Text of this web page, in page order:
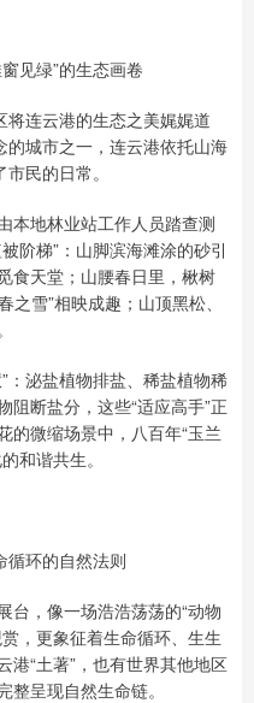
见绿”的生态画卷
将连云港的生态之美娓娓道
的城市之一，连云港依托山海
民的日常。
本地林业站工作人员踏查测
阶梯”：山脚滨海滩涂的砂引
食天堂；山腰春日里，楸树
之雪”相映成趣；山顶黑松、
：泌盐植物排盐、稀盐植物稀
断盐分，这些“适应高手”正
的微缩场景中，八百年“玉兰
和谐共生。
循环的自然法则
台，像一场浩浩荡荡的“动物
，更象征着生命循环、生生
港“土著”，也有世界其他地区
呈现自然生命链。